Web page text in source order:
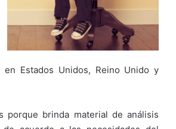
Estados Unidos, Reino Unido y
porque brinda material de análisis